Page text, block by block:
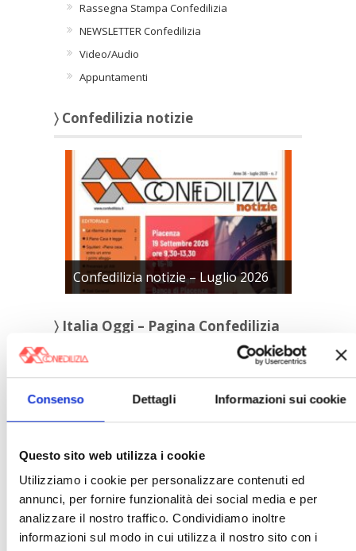
Consenso Dettagli Informazioni sui cookie
Questo sito web utilizza i cookie
Utilizziamo i cookie per personalizzare contenuti ed
annunci, per fornire funzionalità dei social media e per
analizzare il nostro traffico. Condividiamo inoltre
informazioni sul modo in cui utilizza il nostro sito con i
Rassegna Stampa Confedilizia
NEWSLETTER Confedilizia
Video/Audio
Appuntamenti
〉 Confedilizia notizie
Confedilizia notizie – Luglio 2026
〉 Italia Oggi – Pagina Confedilizia
Italia Oggi – Luglio 2026
〉 Rubriche